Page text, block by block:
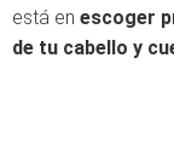
está en escoger
de tu cabello y